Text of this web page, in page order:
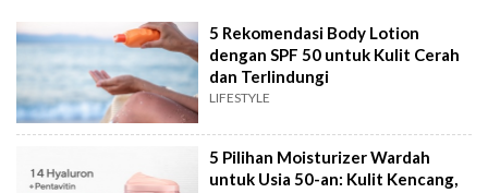
5 Rekomendasi Body Lotion
dengan SPF 50 untuk Kulit Cerah
dan Terlindungi
LIFESTYLE
5 Pilihan Moisturizer Wardah
untuk Usia 50-an: Kulit Kencang,